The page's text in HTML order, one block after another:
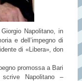
Napolitano, in
e dell’impegno di
di «Libera», don
promossa a Bari
Napolitano –